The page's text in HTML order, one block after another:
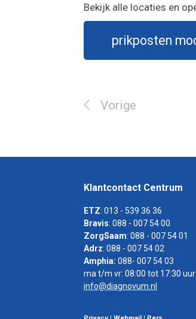
Bekijk alle locaties en
prikposten
Vorige
Klantcontact Centrum
ETZ: 013 - 539 36 36
Bravis: 088 - 007 54 00
ZorgSaam: 088 - 007 54 01
Adrz: 088 - 007 54 02
Amphia: 088- 007 54 03
ma t/m vr: 08:00 tot 17:30 uur
info@diagnovum.nl